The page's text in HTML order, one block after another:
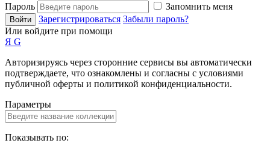
Пароль
Запомнить меня
Войти Зарегистрироваться Забыли пароль?
Или войдите при помощи
Я G
Авторизируясь через сторонние сервисы вы автоматически
подтверждаете, что ознакомлены и согласны с условиями
публичной оферты и политикой конфиденциальности.
Параметры
Показывать по: